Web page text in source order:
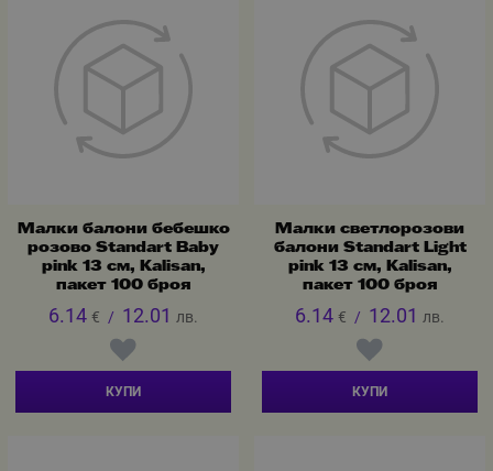
Малки балони бебешко
розово Standart Baby
pink 13 см, Kalisan,
пакет 100 броя
6.14 € / 12.01 лв.
КУПИ
Малки светлорозови
балони Standart Light
pink 13 см, Kalisan,
пакет 100 броя
6.14 € / 12.01 лв.
КУПИ